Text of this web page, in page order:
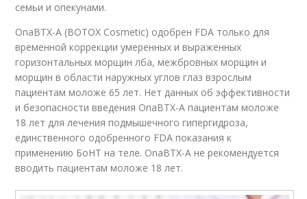
семьи и опекунами.
OnaBTX-A (BOTOX Cosmetic) одобрен FDA только для
временной коррекции умеренных и выраженных
горизонтальных морщин лба, межбровных морщин и
морщин в области наружных углов глаз взрослым
пациентам моложе 65 лет. Нет данных об эффективности
и безопасности введения OnaBTX-A пациентам моложе
18 лет для лечения подмышечного гипергидроза,
единственного одобренного FDA показания к
применению БоНТ на теле. OnaBTX-A не рекомендуется
вводить пациентам моложе 18 лет.